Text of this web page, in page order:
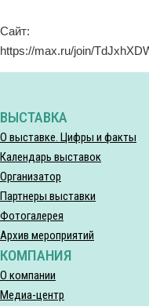
Сайт:
https://max.ru/join/
ВЫСТАВКА
О выставке. Цифры и факты
Календарь выставок
Организатор
Партнеры выставки
Фотогалерея
Архив мероприятий
КОМПАНИЯ
О компании
Медиа-центр